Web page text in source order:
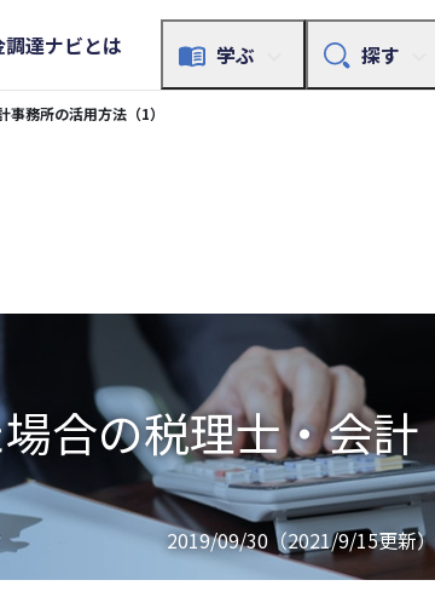
調達ナビとは 学ぶ 探す
務所の活用方法（1）
合の税理士・会計
2019/09/30（2021/9/15更新）